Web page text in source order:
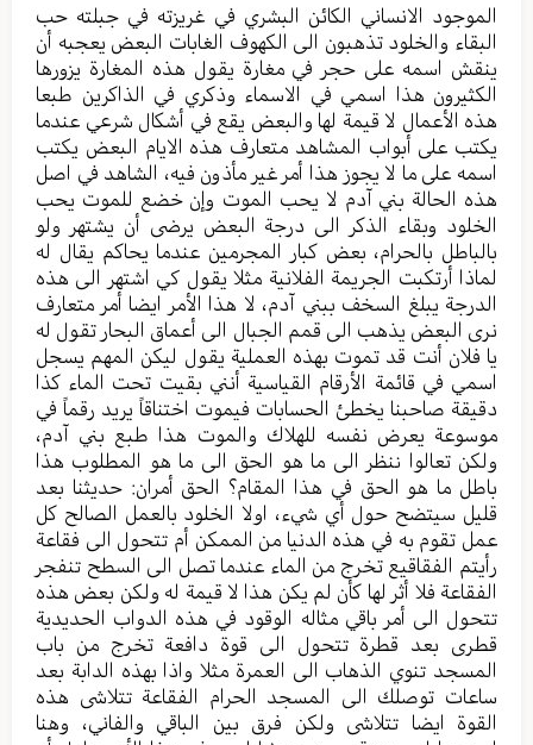
الموجود الانساني الكائن البشري في غريزته في جبلته حب
البقاء والخلود تذهبون الى الكهوف الغابات البعض يعجبه أن
ينقش اسمه على حجر في مغارة يقول هذه المغارة يزورها
الكثيرون هذا اسمي في الاسماء وذكري في الذاكرين طبعا
هذه الأعمال لا قيمة لها والبعض يقع في أشكال شرعي عندما
يكتب على أبواب المشاهد متعارف هذه الايام البعض يكتب
اسمه على ما لا يجوز هذا أمر غير مأذون فيه، الشاهد في اصل
هذه الحالة بني آدم لا يحب الموت وإن خضع للموت يحب
الخلود وبقاء الذكر الى درجة البعض يرضى أن يشتهر ولو
بالباطل بالحرام، بعض كبار المجرمين عندما يحاكم يقال له
لماذا أرتكبت الجريمة الفلانية مثلا يقول كي اشتهر الى هذه
الدرجة يبلغ السخف ببني آدم، لا هذا الأمر ايضا أمر متعارف
نرى البعض يذهب الى قمم الجبال الى أعماق البحار تقول له
يا فلان أنت قد تموت بهذه العملية يقول ليكن المهم يسجل
اسمي في قائمة الأرقام القياسية أنني بقيت تحت الماء كذا
دقيقة صاحبنا يخطئ الحسابات فيموت اختناقاً يريد رقماً في
موسوعة يعرض نفسه للهلاك والموت هذا طبع بني آدم،
ولكن تعالوا ننظر الى ما هو الحق الى ما هو المطلوب هذا
باطل ما هو الحق في هذا المقام؟ الحق أمران: حديثنا بعد
قليل سيتضح حول أي شيء، اولا الخلود بالعمل الصالح كل
عمل تقوم به في هذه الدنيا من الممكن أم تتحول الى فقاعة
رأيتم الفقاقيع تخرج من الماء عندما تصل الى السطح تنفجر
الفقاعة فلا أثر لها كأن لم يكن هذا لا قيمة له ولكن بعض هذه
تتحول الى أمر باقي مثاله الوقود في هذه الدواب الحديدية
قطرى بعد قطرة تتحول الى قوة دافعة تخرج من باب
المسجد تنوي الذهاب الى العمرة مثلا واذا بهذه الدابة بعد
ساعات توصلك الى المسجد الحرام الفقاعة تتلاشى هذه
القوة ايضا تتلاشى ولكن فرق بين الباقي والفاني، وهنا